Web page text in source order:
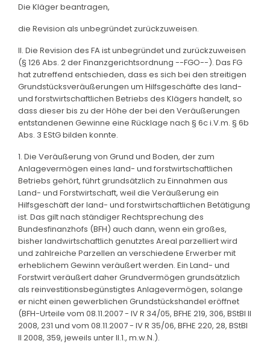
Die Kläger beantragen,
die Revision als unbegründet zurückzuweisen.
II. Die Revision des FA ist unbegründet und zurückzuweisen
(§ 126 Abs. 2 der Finanzgerichtsordnung --FGO--). Das FG
hat zutreffend entschieden, dass es sich bei den streitigen
Grundstücksveräußerungen um Hilfsgeschäfte des land-
und forstwirtschaftlichen Betriebs des Klägers handelt, so
dass dieser bis zu der Höhe der bei den Veräußerungen
entstandenen Gewinne eine Rücklage nach § 6c i.V.m. § 6b
Abs. 3 EStG bilden konnte.
1. Die Veräußerung von Grund und Boden, der zum
Anlagevermögen eines land- und forstwirtschaftlichen
Betriebs gehört, führt grundsätzlich zu Einnahmen aus
Land- und Forstwirtschaft, weil die Veräußerung ein
Hilfsgeschäft der land- und forstwirtschaftlichen Betätigung
ist. Das gilt nach ständiger Rechtsprechung des
Bundesfinanzhofs (BFH) auch dann, wenn ein großes,
bisher landwirtschaftlich genutztes Areal parzelliert wird
und zahlreiche Parzellen an verschiedene Erwerber mit
erheblichem Gewinn veräußert werden. Ein Land- und
Forstwirt veräußert daher Grundvermögen grundsätzlich
als reinvestitionsbegünstigtes Anlagevermögen, solange
er nicht einen gewerblichen Grundstückshandel eröffnet
(BFH-Urteile vom 08.11.2007 - IV R 34/05, BFHE 219, 306, BStBl II
2008, 231 und vom 08.11.2007 - IV R 35/06, BFHE 220, 28, BStBl
II 2008, 359, jeweils unter II.1., m.w.N.).